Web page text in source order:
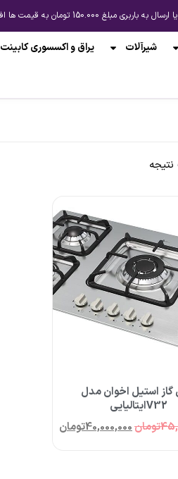
به قیمت ها افزوده میگردد
شیرآلات یراق و اکسسوری کابینت
گاز استیل اخوان مدل
V32ایتالیایی
تومان40,000,000تومان